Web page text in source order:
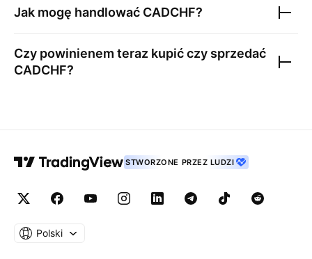
Jak mogę handlować CADCHF?
Czy powinienem teraz kupić czy sprzedać
CADCHF?
STWORZONE PRZEZ LUDZI
Polski